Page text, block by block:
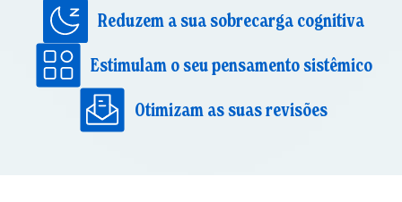
Reduzem a sua sobrecarga cognitiva
Estimulam o seu pensamento sistêmico
Otimizam as suas revisões